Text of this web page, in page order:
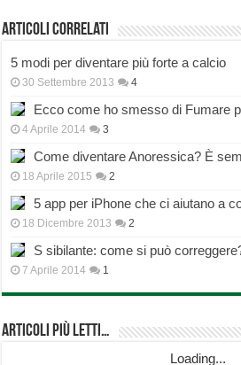
Articoli correlati
5 modi per diventare più forte a calcio
30 Settembre 2013 4
Ecco come ho smesso di Fumare
4 Aprile 2014 3
Come diventare Anoressica? È
18 Aprile 2015 2
5 app per iPhone che ci aiutano a
18 Dicembre 2013 2
S sibilante: come si può
7 Aprile 2014 1
Articoli più Letti…
Loading...